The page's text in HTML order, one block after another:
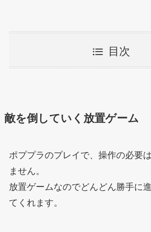
目次
敵を倒していく放置ゲーム
ポププラのプレイで、操作の必要
ません。
放置ゲームなのでどんどん勝手に
てくれます。